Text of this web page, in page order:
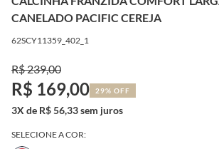
CANELADO PACIFIC CEREJA
62SCY11359_402_1
R$ 239,00
R$ 169,00 29% OFF
3X de R$ 56,33 sem juros
SELECIONE A COR: